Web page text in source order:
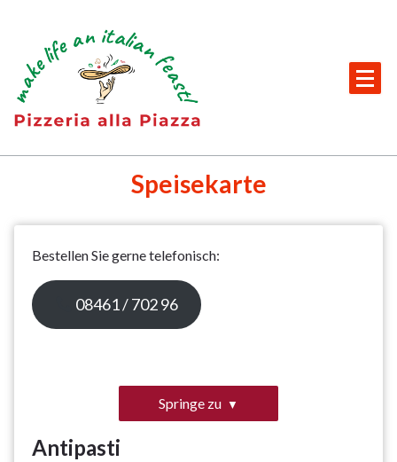
content
Speisekarte
Bestellen Sie gerne telefonisch:
08461 / 702 96
Springe zu
Antipasti